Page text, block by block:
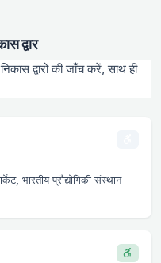
द्वार
द्वारों की जाँच करें, साथ ही
भारतीय प्रौद्योगिकी संस्थान